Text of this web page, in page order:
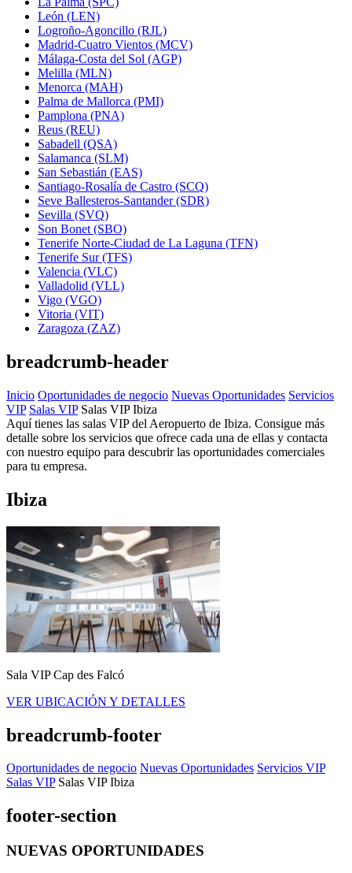
León (LEN)
Logroño-Agoncillo (RJL)
Madrid-Cuatro Vientos (MCV)
Málaga-Costa del Sol (AGP)
Melilla (MLN)
Menorca (MAH)
Palma de Mallorca (PMI)
Pamplona (PNA)
Reus (REU)
Sabadell (QSA)
Salamanca (SLM)
San Sebastián (EAS)
Santiago-Rosalía de Castro (SCQ)
Seve Ballesteros-Santander (SDR)
Sevilla (SVQ)
Son Bonet (SBO)
Tenerife Norte-Ciudad de La Laguna (TFN)
Tenerife Sur (TFS)
Valencia (VLC)
Valladolid (VLL)
Vigo (VGO)
Vitoria (VIT)
Zaragoza (ZAZ)
breadcrumb-header
Inicio Oportunidades de negocio Nuevas Oportunidades Servicios
VIP Salas VIP Salas VIP Ibiza
Aquí tienes las salas VIP del Aeropuerto de Ibiza. Consigue más
detalle sobre los servicios que ofrece cada una de ellas y contacta
con nuestro equipo para descubrir las oportunidades comerciales
para tu empresa.
Ibiza
Sala VIP Cap des Falcó
VER UBICACIÓN Y DETALLES
breadcrumb-footer
Oportunidades de negocio Nuevas Oportunidades Servicios VIP
Salas VIP Salas VIP Ibiza
footer-section
NUEVAS OPORTUNIDADES